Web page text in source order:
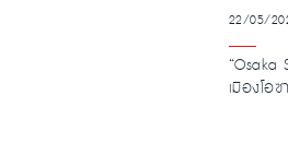
22/05/
“Osaka
เมืองโอ